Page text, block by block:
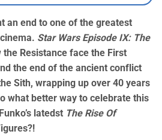
an end to one of the greatest
Star Wars Episode IX: The
Resistance face the First
the end of the ancient conflict
Sith, wrapping up over 40 years
what better way to celebrate this
latedst The Rise Of